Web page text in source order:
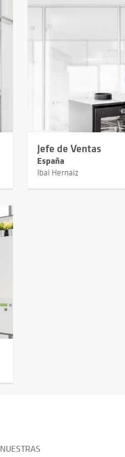
Jefe de Ventas
España
Ibai Hernaiz
NUESTRAS